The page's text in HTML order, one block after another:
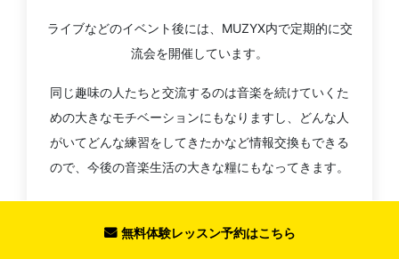
ライブなどのイベント後には、MUZYX内で定期的に交
流会を開催しています。
同じ趣味の人たちと交流するのは音楽を続けていくた
めの大きなモチベーションにもなりますし、どんな人
がいてどんな練習をしてきたかなど情報交換もできる
ので、今後の音楽生活の大きな糧にもなってきます。
また、MUZYXは一人で加入される方が多いため「始め
たての方が一人で参加しても楽しめるイベント」を心
無料体験レッスン予約はこちら